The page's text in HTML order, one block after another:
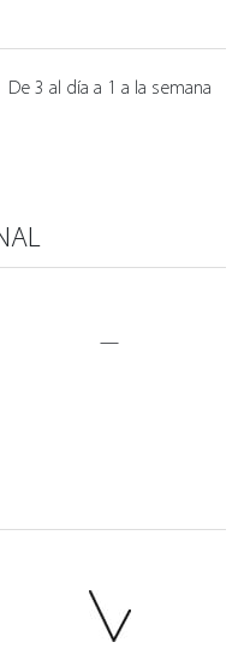
De 3 al día a 1 a la semana
—